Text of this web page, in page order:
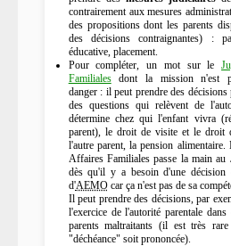
contrairement aux mesures
des propositions dont les parents
des décisions contraignantes) :
éducative, placement.
Pour compléter, un mot sur le
Familialesdont la mission n'est
danger : il peut prendre des
des questions qui relèvent de
détermine chez qui l'enfant vivra
parent), le droit de visite et le droit
l'autre parent, la pension
Affaires Familiales passe la main au
dès qu'il y a besoin d'une décision
d'AEMOcar ça n'est pas de sa
Il peut prendre des décisions, par
l'exercice de l'autorité parentale
parents maltraitants (il est très
"déchéance" soit prononcée).